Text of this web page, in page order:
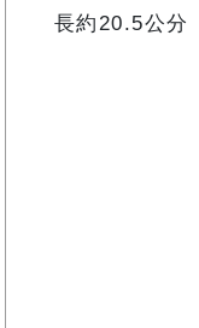
長約20.5公分